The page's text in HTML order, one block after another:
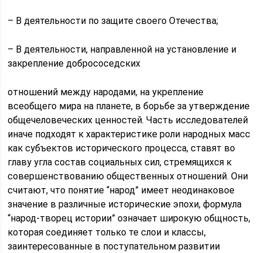
– В деятельности по защите своего Отечества;
– В деятельности, направленной на установление и
закрепление добрососедских
отношений между народами, на укрепление
всеобщего мира на планете, в борьбе за утверждение
общечеловеческих ценностей. Часть исследователей
иначе подходят к характеристике роли народных масс
как субъектов исторического процесса, ставят во
главу угла состав социальных сил, стремящихся к
совершенствованию общественных отношений. Они
считают, что понятие “народ” имеет неодинаковое
значение в различные исторические эпохи, формула
“народ-творец истории” означает широкую общность,
которая соединяет только те слои и классы,
заинтересованные в поступательном развитии